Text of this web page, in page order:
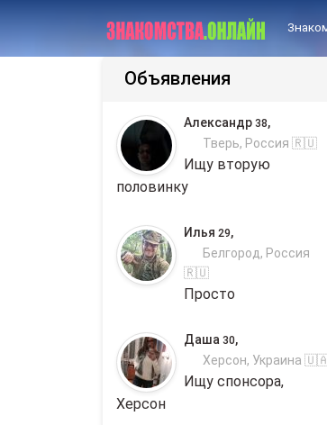
Объявления
Александр 38,
Тверь, Россия 🇷🇺
Ищу вторую
половинку
Илья 29,
Белгород, Россия
🇷🇺
Просто
Даша 30,
Херсон, Украина
Ищу спонсора,
Херсон